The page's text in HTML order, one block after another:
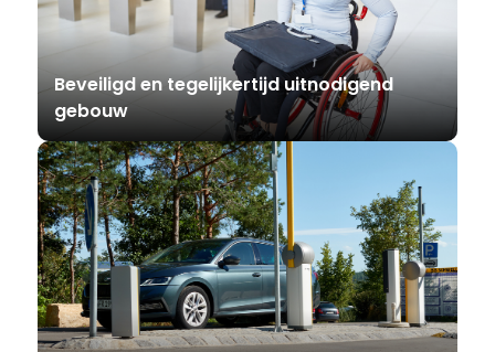
Beveiligd en tegelijkertijd uitnodigend
gebouw